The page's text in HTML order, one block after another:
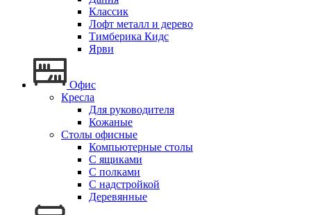
Классик
Лофт металл и дерево
Тимберика Кидс
Ярви
Офис
Кресла
Для руководителя
Кожаные
Столы офисные
Компьютерные столы
С ящиками
С полками
С надстройкой
Деревянные